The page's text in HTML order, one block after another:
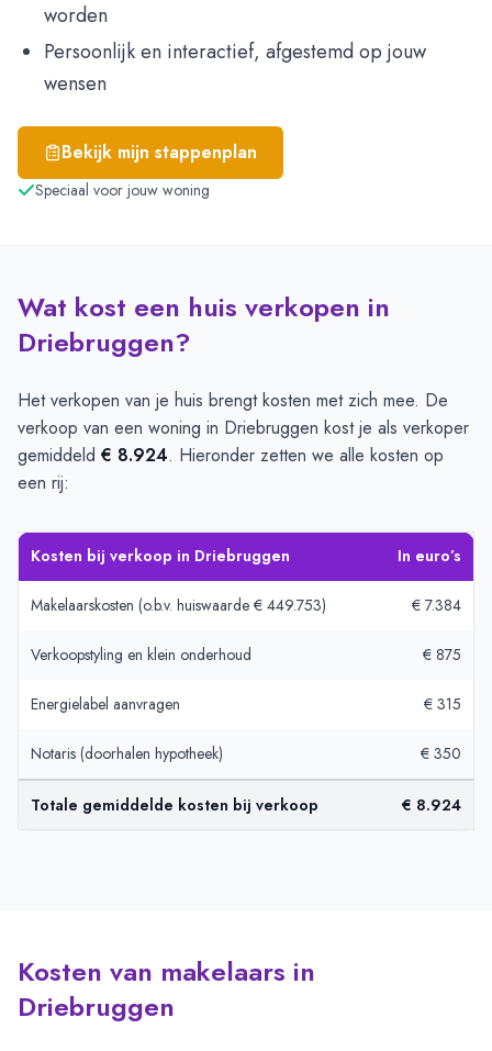
worden
Persoonlijk en interactief, afgestemd op jouw
wensen
Bekijk mijn stappenplan
Speciaal voor jouw woning
Wat kost een huis verkopen in
Driebruggen?
Het verkopen van je huis brengt kosten met zich mee. De
verkoop van een woning in Driebruggen kost je als verkoper
gemiddeld € 8.924. Hieronder zetten we alle kosten op
een rij:
Kosten bij verkoop in Driebruggen In euro’s
Makelaarskosten (o.b.v. huiswaarde € 449.753) € 7.384
Verkoopstyling en klein onderhoud € 875
Energielabel aanvragen € 315
Notaris (doorhalen hypotheek) € 350
Totale gemiddelde kosten bij verkoop € 8.924
Kosten van makelaars in
Driebruggen